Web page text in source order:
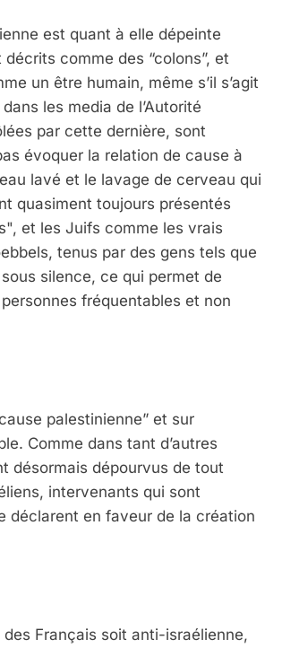
est quant à elle dépeinte
comme des “colons”, et
un être humain, même s’il s’agit
les media de l’Autorité
par cette dernière, sont
évoquer la relation de cause à
lavé et le lavage de cerveau qui
quasiment toujours présentés
et les Juifs comme les vrais
tenus par des gens tels que
silence, ce qui permet de
fréquentables et non
palestinienne” et sur
Comme dans tant d’autres
désormais dépourvus de tout
intervenants qui sont
déclarent en faveur de la création
des Français soit anti-israélienne,